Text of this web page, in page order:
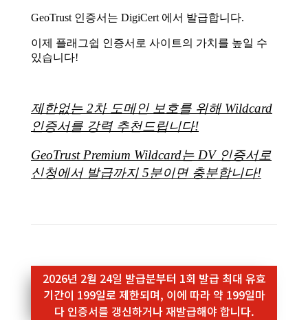
2026년 2월 24일 발급분부터 1회 발급 최대 유효
기간이 199일로 제한되며, 이에 따라 약 199일마
다 인증서를 갱신하거나 재발급해야 합니다.